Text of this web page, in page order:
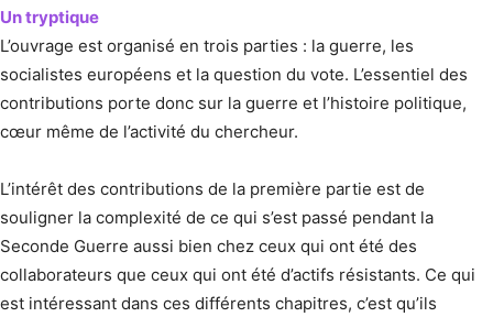
Un tryptique
L’ouvrage est organisé en trois parties : la guerre, les
socialistes européens et la question du vote. L’essentiel des
contributions porte donc sur la guerre et l’histoire politique,
cœur même de l’activité du chercheur.
L’intérêt des contributions de la première partie est de
souligner la complexité de ce qui s’est passé pendant la
Seconde Guerre aussi bien chez ceux qui ont été des
collaborateurs que ceux qui ont été d’actifs résistants. Ce qui
est intéressant dans ces différents chapitres, c’est qu’ils